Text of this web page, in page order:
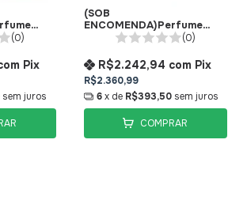
de(0)
Pix
sem juros
(SOB
ENCOMENDA)Perfume
Shabby Chic Eau de
Toscana
(0)
R$2.360,99
R$2.242,94 com Pix
6 x de R$393,50 sem juros
COMPRAR